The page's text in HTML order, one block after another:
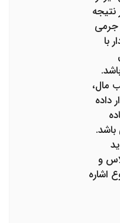
جرمی
با
مال،
داده
باشد.
و
اشاره